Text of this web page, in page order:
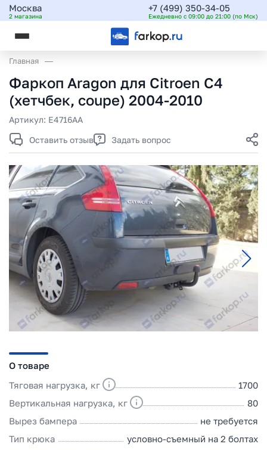
Москва
2 магазина
+7 (499) 350-34-05
Ежедневно с 09:00 до 21:00 (по Мск)
Главная
Фаркоп Aragon для Citroen C4
(хетчбек, coupe) 2004-2010
Артикул: E4716AA
Оставить отзыв
Задать вопрос
О товаре
Тяговая нагрузка, кг
1700
Вертикальная нагрузка, кг
80
Вырез бампера
не требуется
Тип крюка
условно-съемный на 2 болтах